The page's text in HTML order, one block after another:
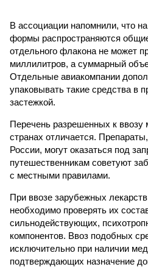
В ассоциации напомнили, что
формы распространяются
отдельного флакона не может
миллилитров, а суммарный
Отдельные авиакомпании
упаковывать такие средства в
застежкой.
Перечень разрешенных к ввозу
странах отличается.
России, могут оказаться под
путешественникам советуют
с местными правилами.
При ввозе зарубежных
необходимо проверять их
сильнодействующих,
компонентов. Ввоз подобных
исключительно при наличии
подтверждающих назначение